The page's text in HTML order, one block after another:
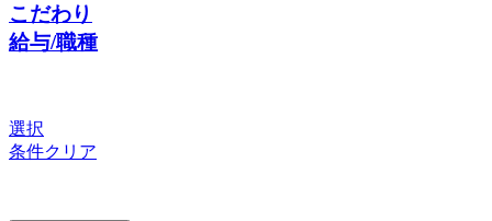
こだわり
給与/職種
選択
条件クリア